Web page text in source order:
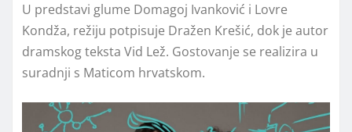
U predstavi glume Domagoj Ivanković i Lovre
Kondža, režiju potpisuje Dražen Krešić, dok je autor
dramskog teksta Vid Lež. Gostovanje se realizira u
suradnji s Maticom hrvatskom.